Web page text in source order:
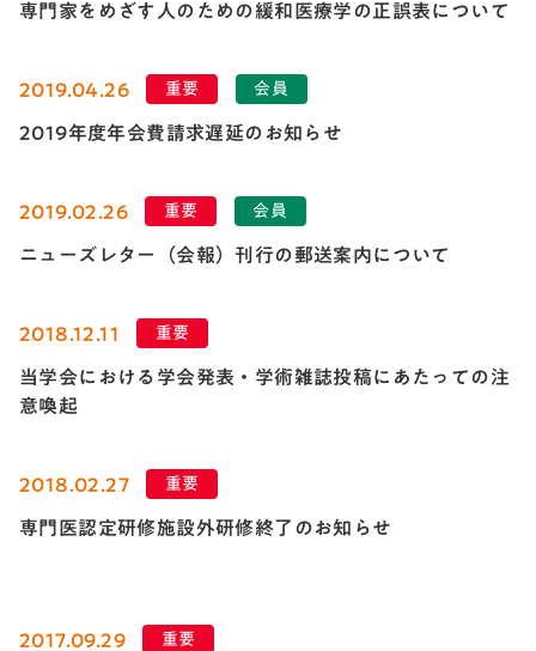
専門家をめざす人のための緩和医療学の正誤表について
2019.04.26 重要 会員
2019年度年会費請求遅延のお知らせ
2019.02.26 重要 会員
ニューズレター（会報）刊行の郵送案内について
2018.12.11 重要
当学会における学会発表・学術雑誌投稿にあたっての注
意喚起
2018.02.27 重要
専門医認定研修施設外研修終了のお知らせ
2017.09.29 重要